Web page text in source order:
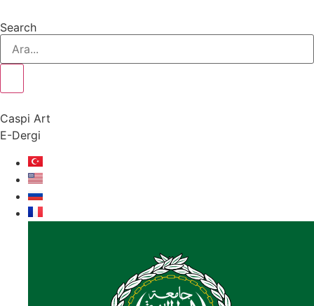
Search
Caspi Art
E-Dergi